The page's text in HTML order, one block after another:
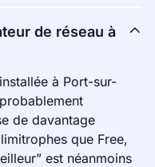
de réseau à
à Port-sur-
de davantage
que Free,
est néanmoins